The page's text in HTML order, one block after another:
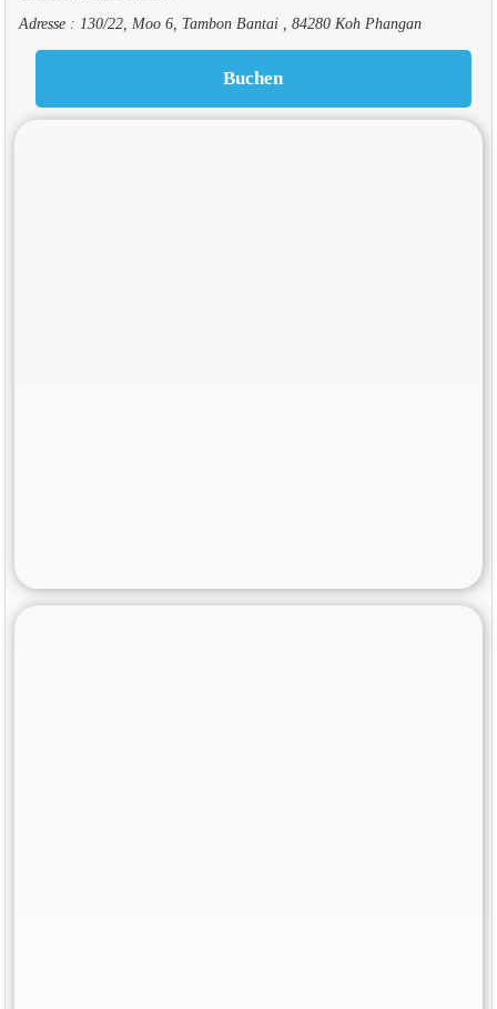
Adresse : 130/22, Moo 6, Tambon Bantai , 84280 Koh Phangan